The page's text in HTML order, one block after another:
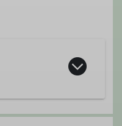
0171-1279706